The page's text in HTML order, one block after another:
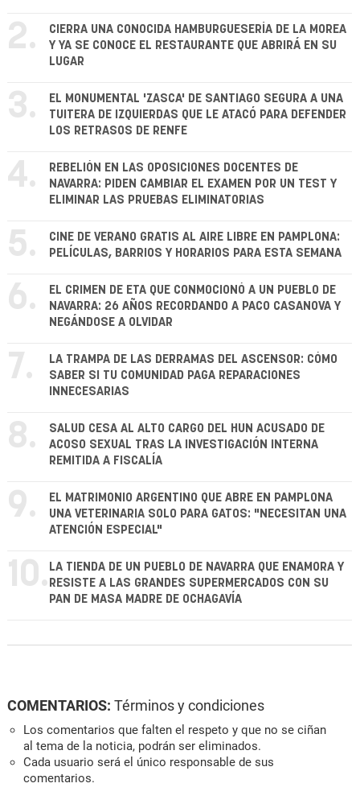
2.
CIERRA UNA CONOCIDA HAMBURGUESERÍA DE LA MOREA
Y YA SE CONOCE EL RESTAURANTE QUE ABRIRÁ EN SU
LUGAR
3.
EL MONUMENTAL 'ZASCA' DE SANTIAGO SEGURA A UNA
TUITERA DE IZQUIERDAS QUE LE ATACÓ PARA DEFENDER
LOS RETRASOS DE RENFE
4.
REBELIÓN EN LAS OPOSICIONES DOCENTES DE
NAVARRA: PIDEN CAMBIAR EL EXAMEN POR UN TEST Y
ELIMINAR LAS PRUEBAS ELIMINATORIAS
5.
CINE DE VERANO GRATIS AL AIRE LIBRE EN PAMPLONA:
PELÍCULAS, BARRIOS Y HORARIOS PARA ESTA SEMANA
6.
EL CRIMEN DE ETA QUE CONMOCIONÓ A UN PUEBLO DE
NAVARRA: 26 AÑOS RECORDANDO A PACO CASANOVA Y
NEGÁNDOSE A OLVIDAR
7.
LA TRAMPA DE LAS DERRAMAS DEL ASCENSOR: CÓMO
SABER SI TU COMUNIDAD PAGA REPARACIONES
INNECESARIAS
8.
SALUD CESA AL ALTO CARGO DEL HUN ACUSADO DE
ACOSO SEXUAL TRAS LA INVESTIGACIÓN INTERNA
REMITIDA A FISCALÍA
9.
EL MATRIMONIO ARGENTINO QUE ABRE EN PAMPLONA
UNA VETERINARIA SOLO PARA GATOS: "NECESITAN UNA
ATENCIÓN ESPECIAL"
10. LA TIENDA DE UN PUEBLO DE NAVARRA QUE ENAMORA Y
RESISTE A LAS GRANDES SUPERMERCADOS CON SU
PAN DE MASA MADRE DE OCHAGAVÍA
COMENTARIOS: Términos y condiciones
Los comentarios que falten el respeto y que no se ciñan
al tema de la noticia, podrán ser eliminados.
Cada usuario será el único responsable de sus
comentarios.